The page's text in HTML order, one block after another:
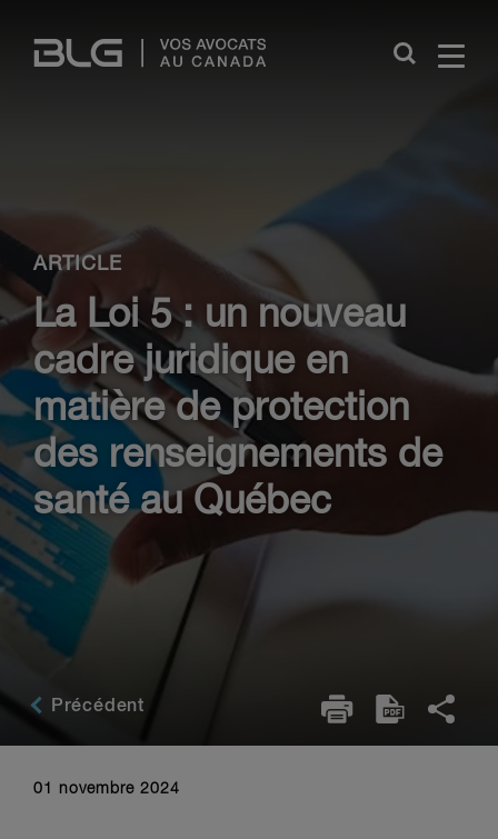
Links
Close
ARTICLE
La Loi 5 : un nouveau
cadre juridique en
matière de protection
des renseignements de
santé au Québec
Précédent
01 novembre 2024